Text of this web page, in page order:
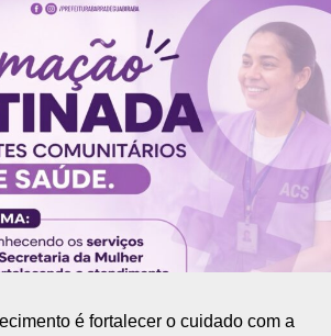
é fortalecer o cuidado com a